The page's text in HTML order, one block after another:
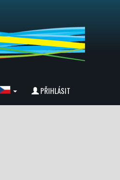
PŘIHLÁSIT